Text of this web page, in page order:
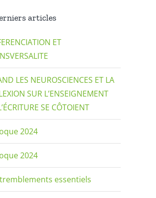
articles
ET
LES NEUROSCIENCES ET LA
SUR L’ENSEIGNEMENT
SE CÔTOIENT
2024
2024
essentiels